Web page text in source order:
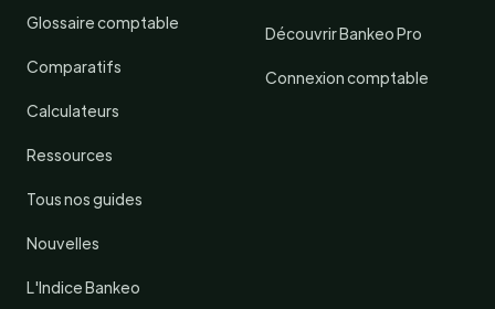
Glossaire comptable
Comparatifs
Calculateurs
Ressources
Tous nos guides
Nouvelles
L'Indice Bankeo
Découvrir Bankeo Pro
Connexion comptable